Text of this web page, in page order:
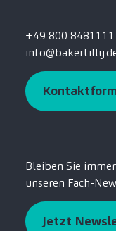
+49 800 8481111
Bleiben Sie
unseren Fach-
Jetzt